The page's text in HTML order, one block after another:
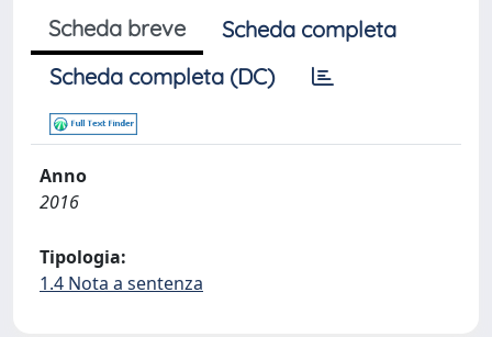
Scheda breve
Scheda completa
Scheda completa (DC)
Anno
2016
Tipologia:
1.4 Nota a sentenza